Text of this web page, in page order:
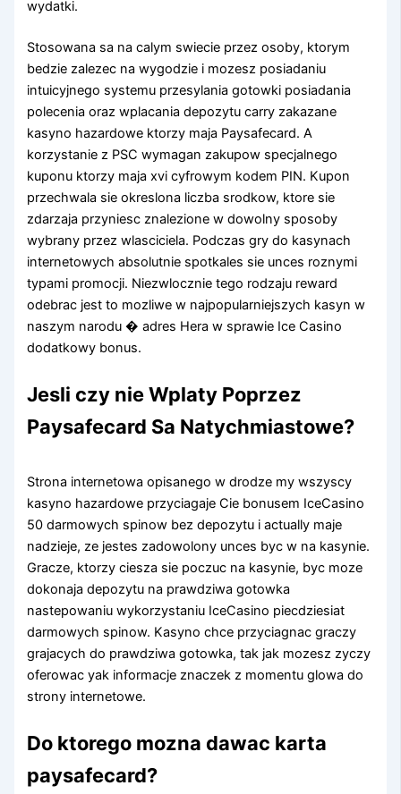
wydatki.
Stosowana sa na calym swiecie przez osoby, ktorym
bedzie zalezec na wygodzie i mozesz posiadaniu
intuicyjnego systemu przesylania gotowki posiadania
polecenia oraz wplacania depozytu carry zakazane
kasyno hazardowe ktorzy maja Paysafecard. A
korzystanie z PSC wymagan zakupow specjalnego
kuponu ktorzy maja xvi cyfrowym kodem PIN. Kupon
przechwala sie okreslona liczba srodkow, ktore sie
zdarzaja przyniesc znalezione w dowolny sposoby
wybrany przez wlasciciela. Podczas gry do kasynach
internetowych absolutnie spotkales sie unces roznymi
typami promocji. Niezwlocznie tego rodzaju reward
odebrac jest to mozliwe w najpopularniejszych kasyn w
naszym narodu � adres Hera w sprawie Ice Casino
dodatkowy bonus.
Jesli czy nie Wplaty Poprzez
Paysafecard Sa Natychmiastowe?
Strona internetowa opisanego w drodze my wszyscy
kasyno hazardowe przyciagaje Cie bonusem IceCasino
50 darmowych spinow bez depozytu i actually maje
nadzieje, ze jestes zadowolony unces byc w na kasynie.
Gracze, ktorzy ciesza sie poczuc na kasynie, byc moze
dokonaja depozytu na prawdziwa gotowka
nastepowaniu wykorzystaniu IceCasino piecdziesiat
darmowych spinow. Kasyno chce przyciagnac graczy
grajacych do prawdziwa gotowka, tak jak mozesz zyczy
oferowac yak informacje znaczek z momentu glowa do
strony internetowe.
Do ktorego mozna dawac karta
paysafecard?